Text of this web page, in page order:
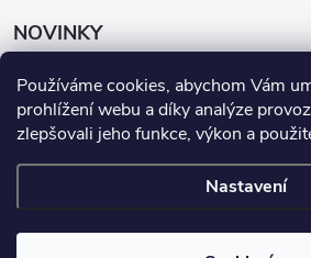
Používáme cookies, abychom Vám
prohlížení webu a díky analýze
zlepšovali jeho funkce, výkon a
Nastavení
NOVINKY
ČLÁNKY
Copyright 2026Ahlborn.cz.